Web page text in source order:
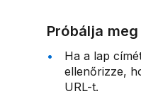
Próbálja
Ha a lap
ellenőrizze,
URL-t.